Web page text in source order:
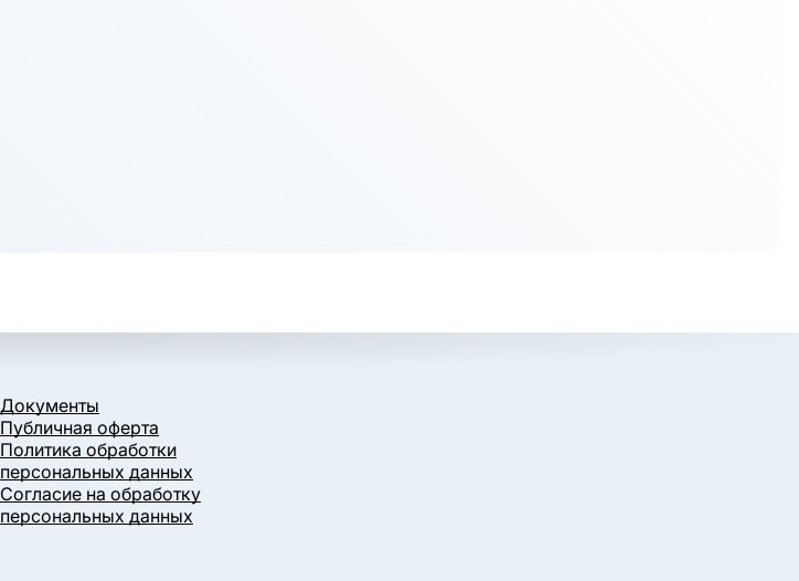
Документы
Публичная оферта
Политика обработки
персональных данных
Согласие на обработку
персональных данных